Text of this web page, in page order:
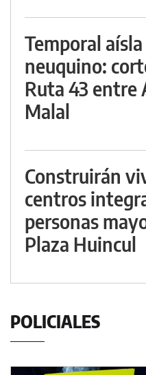
Temporal
neuquino:
Ruta 43 entre
Malal
Construirán
centros
personas
Plaza Huincul
POLICIALES